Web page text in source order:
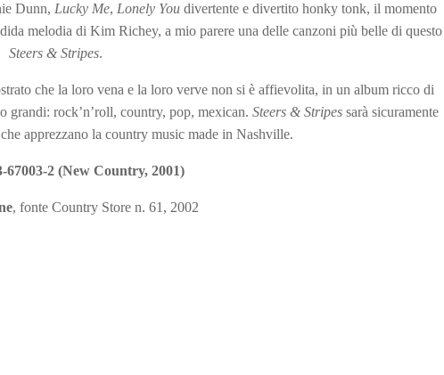
Dunn, Lucky Me, Lonely You divertente e divertito honky tonk, il momento
melodia di Kim Richey, a mio parere una delle canzoni più belle di questo
Steers & Stripes.
che la loro vena e la loro verve non si è affievolita, in un album ricco di
grandi: rock’n’roll, country, pop, mexican.Steers & Stripes sarà sicuramente
apprezzano la country music made in Nashville.
67003-2 (New Country, 2001)
, fonte Country Store n. 61, 2002